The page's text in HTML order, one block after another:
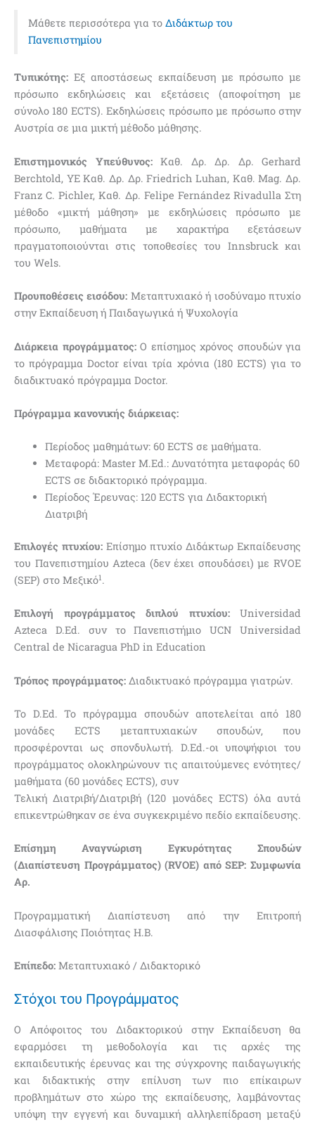
Μάθετε περισσότερα για το Διδάκτωρ του
Πανεπιστημίου
Τυπικότης: Εξ αποστάσεως εκπαίδευση με πρόσωπο με
πρόσωπο εκδηλώσεις και εξετάσεις (αποφοίτηση με
σύνολο 180 ECTS). Εκδηλώσεις πρόσωπο με πρόσωπο στην
Αυστρία σε μια μικτή μέθοδο μάθησης.
Επιστημονικός Υπεύθυνος:Καθ. Δρ. Δρ. Δρ. Gerhard
Berchtold, ΥΕ Καθ. Δρ. Δρ. Friedrich Luhan, Καθ. Mag. Δρ.
Franz C. Pichler, Καθ. Δρ. Felipe Fernández Rivadulla Στη
μέθοδο «μικτή μάθηση» με εκδηλώσεις πρόσωπο με
πρόσωπο, μαθήματα με χαρακτήρα εξετάσεων
πραγματοποιούνται στις τοποθεσίες του Innsbruck και
του Wels.
Προυποθέσεις εισόδου: Μεταπτυχιακό ή ισοδύναμο πτυχίο
στην Εκπαίδευση ή Παιδαγωγικά ή Ψυχολογία
Διάρκεια προγράμματος:Ο επίσημος χρόνος σπουδών για
το πρόγραμμα Doctor είναι τρία χρόνια (180 ECTS) για το
διαδικτυακό πρόγραμμα Doctor.
Πρόγραμμα κανονικής διάρκειας:
Περίοδος μαθημάτων: 60 ECTS σε μαθήματα.
Μεταφορά: Master M.Ed.: Δυνατότητα μεταφοράς 60
ECTS σε διδακτορικό πρόγραμμα.
Περίοδος Έρευνας: 120 ECTS για Διδακτορική
Διατριβή
Επιλογές πτυχίου: Επίσημο πτυχίο Διδάκτωρ Εκπαίδευσης
του Πανεπιστημίου Azteca (δεν έχει σπουδάσει) με RVOE
(SEP) στο Μεξικό1 .
Επιλογή προγράμματος διπλού πτυχίου:Universidad
Azteca D.Ed. συν το Πανεπιστήμιο UCN Universidad
Central de Nicaragua PhD in Education
Τρόπος προγράμματος: Διαδικτυακό πρόγραμμα γιατρών.
Το D.Ed. Το πρόγραμμα σπουδών αποτελείται από 180
μονάδες ECTS μεταπτυχιακών σπουδών, που
προσφέρονται ως σπονδυλωτή. D.Ed.-οι υποψήφιοι του
προγράμματος ολοκληρώνουν τις απαιτούμενες ενότητες/
μαθήματα (60 μονάδες ECTS), συν
Τελική Διατριβή/Διατριβή (120 μονάδες ECTS) όλα αυτά
επικεντρώθηκαν σε ένα συγκεκριμένο πεδίο εκπαίδευσης.
Επίσημη Αναγνώριση Εγκυρότητας Σπουδών
(Διαπίστευση Προγράμματος) (RVOE) από SEP: Συμφωνία
Αρ.
Προγραμματική Διαπίστευση από την Επιτροπή
Διασφάλισης Ποιότητας Η.Β.
Επίπεδο: Μεταπτυχιακό / Διδακτορικό
Στόχοι του Προγράμματος
Ο Απόφοιτος του Διδακτορικού στην Εκπαίδευση θα
εφαρμόσει τη μεθοδολογία και τις αρχές της
εκπαιδευτικής έρευνας και της σύγχρονης παιδαγωγικής
και διδακτικής στην επίλυση των πιο επίκαιρων
προβλημάτων στο χώρο της εκπαίδευσης, λαμβάνοντας
υπόψη την εγγενή και δυναμική αλληλεπίδραση μεταξύ